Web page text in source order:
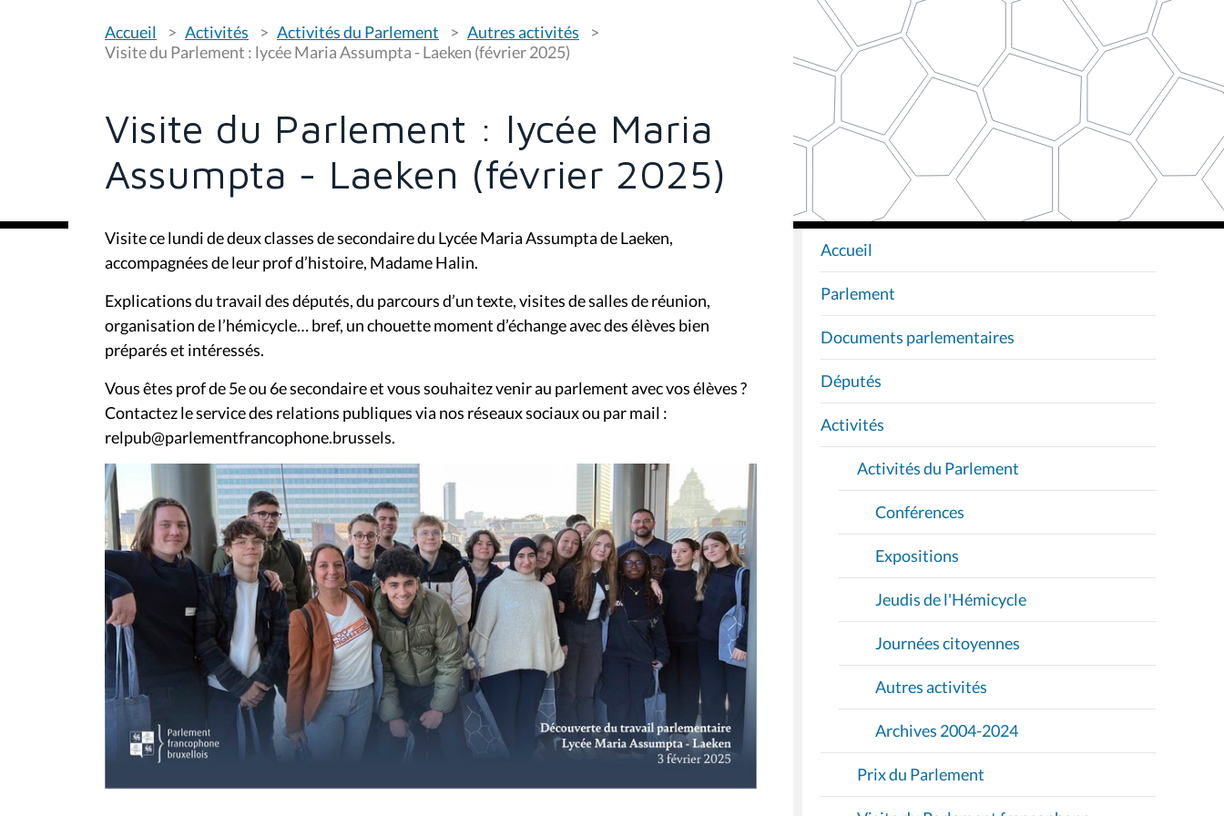
o
u
s
Accueil Activités Activités du Parlement
Autres activités
Visite du Parlement : lycée Maria Assumpta - Laeken (février 2025)
Visite du Parlement : lycée Maria
Assumpta - Laeken (février 2025)
Visite ce lundi de deux classes de secondaire du Lycée Maria Assumpta de Laeken,
accompagnées de leur prof d’histoire, Madame Halin.
Explications du travail des députés, du parcours d’un texte, visites de salles de réunion,
organisation de l’hémicycle… bref, un chouette moment d’échange avec des élèves bien
préparés et intéressés.
Vous êtes prof de 5e ou 6e secondaire et vous souhaitez venir au parlement avec vos élèves ?
Contactez le service des relations publiques via nos réseaux sociaux ou par mail :
relpub@parlementfrancophone.brussels.
N
A
V
I
G
A
T
I
O
Accueil
Parlement
Documents parlementaires
Députés
Activités
Activités du Parlement
Conférences
Expositions
Jeudis de l'Hémicycle
Journées citoyennes
Autres activités
Archives 2004-2024
Prix du Parlement